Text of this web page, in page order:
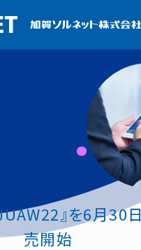
』を6月30
売開始